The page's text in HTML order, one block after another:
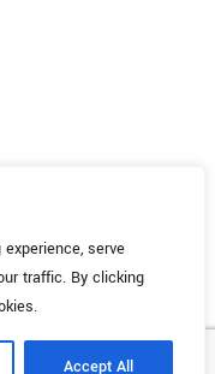
serve
traffic. By clicking
Accept All
Made with
by Creative